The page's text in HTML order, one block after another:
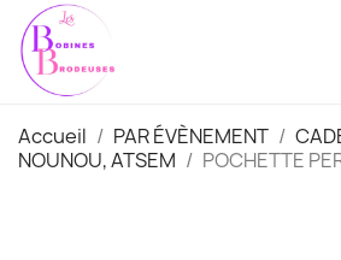
Accueil PAR ÉVÈNEMENT
NOUNOU, ATSEM
POCHETTE